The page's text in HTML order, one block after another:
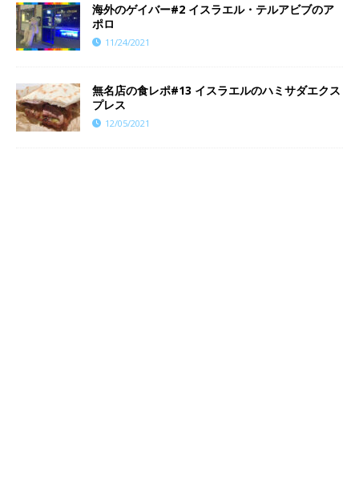
海外のゲイバー#2 イスラエル・テルアビブのア
ポロ
11/24/2021
無名店の食レポ#13 イスラエルのハミサダエクス
プレス
12/05/2021